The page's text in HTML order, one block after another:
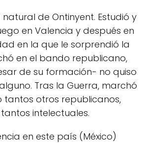
de Ontinyent. Estudió y
en Valencia y después en
en la que le sorprendió la
en el bando republicano,
de su formación- no quiso
Tras la Guerra, marchó
tantos otros republicanos,
intelectuales.
en este país (México)